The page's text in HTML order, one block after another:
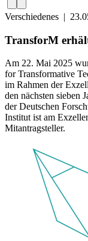
Verschiedenes |
TransforM
Am 22. Mai 2025
for Transformative
im Rahmen der
den nächsten sieben
der Deutschen
Institut ist am
Mitantragsteller.